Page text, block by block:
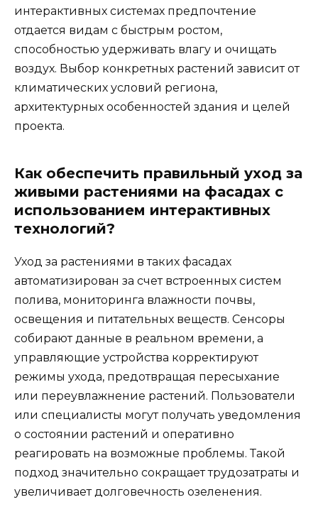
интерактивных системах предпочтение
отдается видам с быстрым ростом,
способностью удерживать влагу и очищать
воздух. Выбор конкретных растений зависит от
климатических условий региона,
архитектурных особенностей здания и целей
проекта.
Как обеспечить правильный уход за
живыми растениями на фасадах с
использованием интерактивных
технологий?
Уход за растениями в таких фасадах
автоматизирован за счет встроенных систем
полива, мониторинга влажности почвы,
освещения и питательных веществ. Сенсоры
собирают данные в реальном времени, а
управляющие устройства корректируют
режимы ухода, предотвращая пересыхание
или переувлажнение растений. Пользователи
или специалисты могут получать уведомления
о состоянии растений и оперативно
реагировать на возможные проблемы. Такой
подход значительно сокращает трудозатраты и
увеличивает долговечность озеленения.